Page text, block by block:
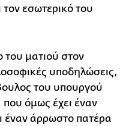
εσωτερικό του
του ματιού στον
υποδηλώσεις,
του υπουργού
που όμως έχει έναν
έναν άρρωστο πατέρα